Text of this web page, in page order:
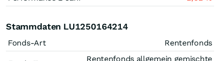
Stammdaten LU1250164214
Fonds-Art Rentenfonds
Rentenfonds allgemein gemischte